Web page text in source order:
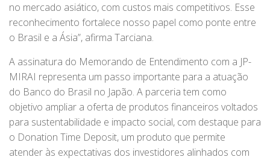
no mercado asiático, com custos mais competitivos. Esse
reconhecimento fortalece nosso papel como ponte entre
o Brasil e a Ásia”, afirma Tarciana.
A assinatura do Memorando de Entendimento com a JP-
MIRAI representa um passo importante para a atuação
do Banco do Brasil no Japão. A parceria tem como
objetivo ampliar a oferta de produtos financeiros voltados
para sustentabilidade e impacto social, com destaque para
o Donation Time Deposit, um produto que permite
atender às expectativas dos investidores alinhados com